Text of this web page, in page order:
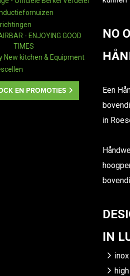
- ENJOYING GOOD
TIMES
New kitchen & Equipment
EN PROMOTIES
NO
Een
in
IN